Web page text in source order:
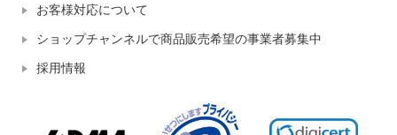
お客様対応について
ショップチャンネルで商品販売希望の事業者募集中
採用情報